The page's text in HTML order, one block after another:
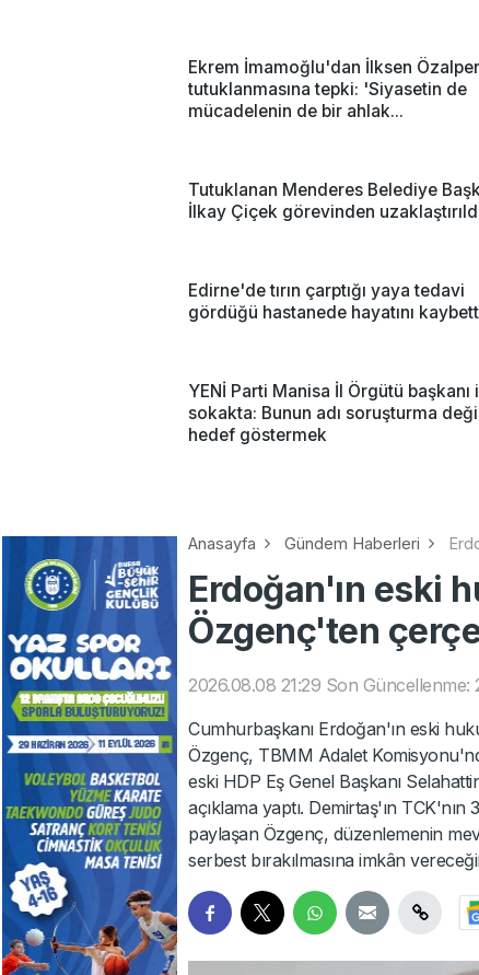
Ekrem İmamoğlu'dan İlksen
tutuklanmasına tepki: 'Siyasetin de
mücadelenin de bir ahlak...
Tutuklanan Menderes Belediye
İlkay Çiçek görevinden
Edirne'de tırın çarptığı yaya tedavi
gördüğü hastanede hayatını
YENİ Parti Manisa İl Örgütü başkanı
sokakta: Bunun adı soruşturma
hedef göstermek
Anasayfa Gündem Haberleri
Erdoğan'ın eski
Özgenç'ten
2026.08.08 21:29 Son Güncellenme:
Cumhurbaşkanı Erdoğan'ın eski
Özgenç, TBMM Adalet
eski HDP Eş Genel Başkanı
açıklama yaptı. Demirtaş'ın
paylaşan Özgenç, düzenlemenin
serbest bırakılmasına imkân